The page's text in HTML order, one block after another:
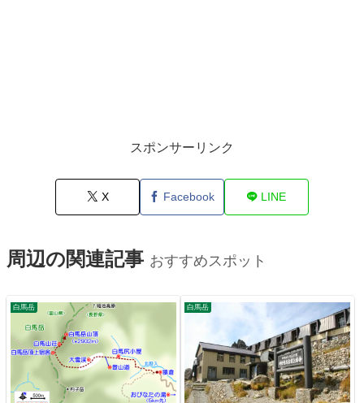
スポンサーリンク
X Facebook LINE
周辺の関連記事 おすすめスポット
白馬岳 白馬岳